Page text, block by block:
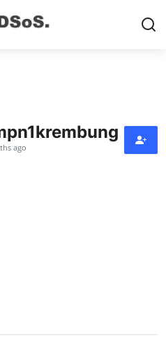
ago